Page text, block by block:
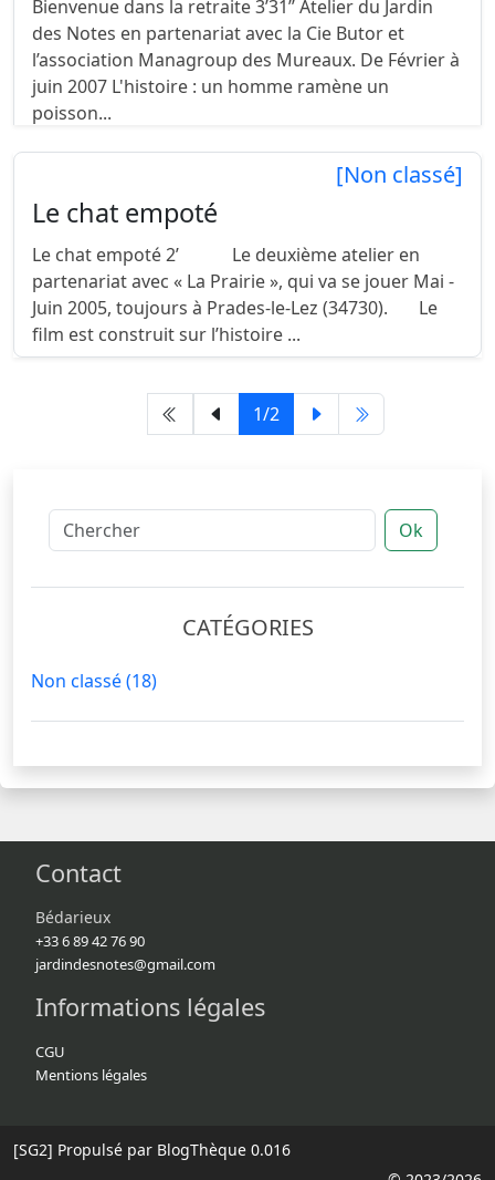
Bienvenue dans la retraite 3’31’’ Atelier du Jardin
des Notes en partenariat avec la Cie Butor et
l’association Managroup des Mureaux. De Février à
juin 2007 L'histoire : un homme ramène un
poisson...
[Non classé]
Le chat empoté
Le chat empoté 2’ Le deuxième atelier en
partenariat avec « La Prairie », qui va se jouer Mai -
Juin 2005, toujours à Prades-le-Lez (34730). Le
film est construit sur l’histoire ...
1/2
Ok
CATÉGORIES
Non classé(18)
Contact
Bédarieux
+33 6 89 42 76 90
jardindesnotes@gmail.com
Informations légales
CGU
Mentions légales
[SG2] Propulsé par BlogThèque 0.016